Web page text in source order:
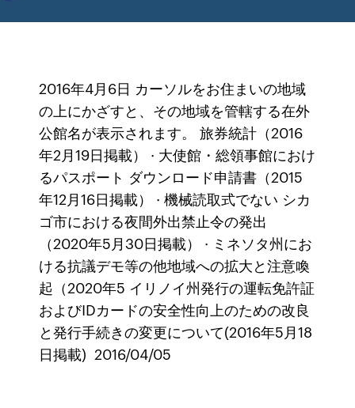
2016年4月6日 カーソルをお住まいの地域
の上にかざすと、その地域を管轄する在外
公館名が表示されます。 旅券統計（2016
年2月19日掲載） · 大使館・総領事館におけ
るパスポート ダウンロード申請書（2015
年12月16日掲載） · 機械読取式でない シカ
ゴ市における夜間外出禁止令の発出
（2020年5月30日掲載） · ミネソタ州にお
ける抗議デモ等の他地域への拡大と注意喚
起（2020年5 イリノイ州発行の運転免許証
およびIDカードの安全性向上のための改良
と発行手続きの変更について(2016年5月18
日掲載) 2016/04/05